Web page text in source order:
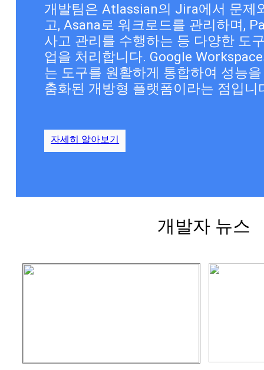
개발팀은 Atlassian의 Jira에서 문제
고, Asana로 워크로드를 관리하며,
사고 관리를 수행하는 등 다양한 도
업을 처리합니다. Google
는 도구를 원활하게 통합하여 성능
춤화된 개방형 플랫폼이라는 점입
자세히 알아보기
개발자 뉴스